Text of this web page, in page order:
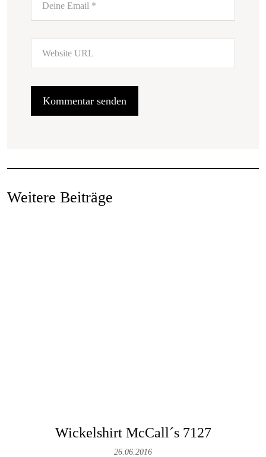
Weitere Beiträge
Wickelshirt McCall´s 7127
26.06.2016